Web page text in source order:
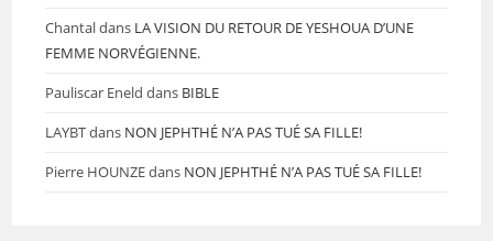
Chantaldans LA VISION DU RETOUR DE YESHOUA D’UNE
FEMME NORVÉGIENNE.
Pauliscar Eneld dans BIBLE
LAYBTdans NON JEPHTHÉ N’A PAS TUÉ SA FILLE!
Pierre HOUNZEdans NON JEPHTHÉ N’A PAS TUÉ SA FILLE!